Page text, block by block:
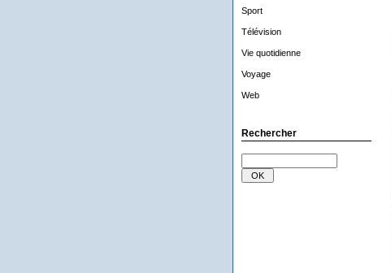
Sport
Télévision
Vie quotidienne
Voyage
Web
Rechercher